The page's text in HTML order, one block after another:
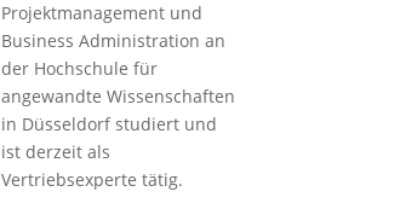
Projektmanagement und
Business Administration an
der Hochschule für
angewandte Wissenschaften
in Düsseldorf studiert und
ist derzeit als
Vertriebsexperte tätig.